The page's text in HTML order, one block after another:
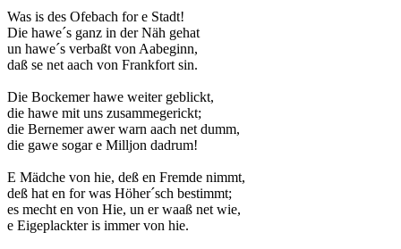
Was is des Ofebach for e Stadt!
Die hawe´s ganz in der Näh gehat
un hawe´s verbaßt von Aabeginn,
daß se net aach von Frankfort sin.
Die Bockemer hawe weiter geblickt,
die hawe mit uns zusammegerickt;
die Bernemer awer warn aach net dumm,
die gawe sogar e Milljon dadrum!
E Mädche von hie, deß en Fremde nimmt,
deß hat en for was Höher´sch bestimmt;
es mecht en von Hie, un er waaß net wie,
e Eigeplackter is immer von hie.